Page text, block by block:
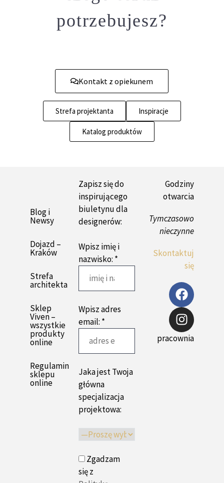
potrzebujesz?
Kontakt z opiekunem
Strefa projektanta Inspiracje
Katalog produktów
Blog i
Newsy
Dojazd –
Kraków
Strefa
architekta
Sklep
Viven –
wszystkie
produkty
online
Regulamin
sklepu
online
Zapisz się do
inspirującego
biuletynu dla
designerów:
Wpisz imię i
nazwisko: *
Wpisz adres
email: *
Jaka jest Twoja
główna
specjalizacja
projektowa:
Zgadzam
się z
Godziny
otwarcia
Tymczasowo
nieczynne
Skontaktuj
się
pracownia